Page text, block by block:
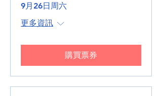
9月26日周六
更多資訊
購買票券